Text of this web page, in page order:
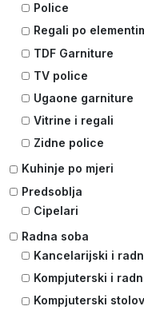
Police
Regali po
TDF Garniture
TV police
Ugaone garniture
Vitrine i regali
Zidne police
Kuhinje po mjeri
Predsoblja
Cipelari
Radna soba
Kancelarijski i
Kompjuterski i
Kompjuterski